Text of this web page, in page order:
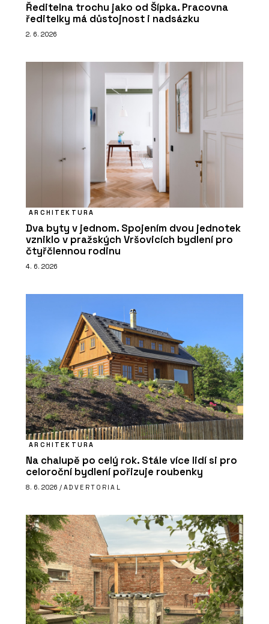
Ředitelna trochu jako od Šípka. Pracovna
ředitelky má důstojnost i nadsázku
2. 6. 2026
ARCHITEKTURA
Dva byty v jednom. Spojením dvou jednotek
vzniklo v pražských Vršovicích bydlení pro
čtyřčlennou rodinu
4. 6. 2026
ARCHITEKTURA
Na chalupě po celý rok. Stále více lidí si pro
celoroční bydlení pořizuje roubenky
8. 6. 2026 / ADVERTORIAL